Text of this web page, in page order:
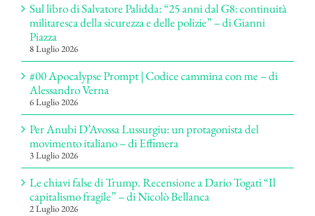
Sul libro di Salvatore Palidda: “25 anni dal G8: continuità
militaresca della sicurezza e delle polizie” – di Gianni
Piazza
8 Luglio 2026
#00 Apocalypse Prompt | Codice cammina con me – di
Alessandro Verna
6 Luglio 2026
Per Anubi D’Avossa Lussurgiu: un protagonista del
movimento italiano – di Effimera
3 Luglio 2026
Le chiavi false di Trump. Recensione a Dario Togati “Il
capitalismo fragile” – di Nicolò Bellanca
2 Luglio 2026